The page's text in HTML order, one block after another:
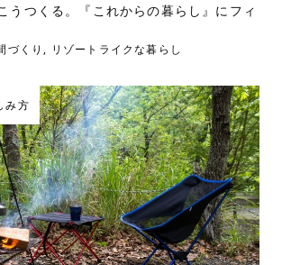
うつくる。『これからの暮らし』にフィ
づくり , リゾートライクな暮らし
み方